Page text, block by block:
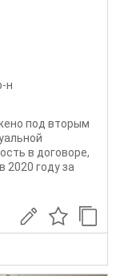
н
под вторым
в договоре,
2020 году за